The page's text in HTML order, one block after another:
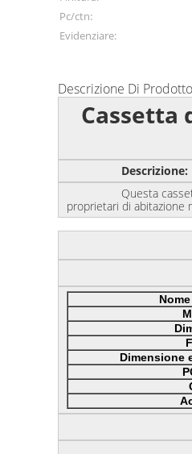
Pc/ctn:
Evidenziare:
Descrizione Di Prodotto
Cassetta
Descrizione:
Questa cassetta
proprietari di abitazione
Dimensione